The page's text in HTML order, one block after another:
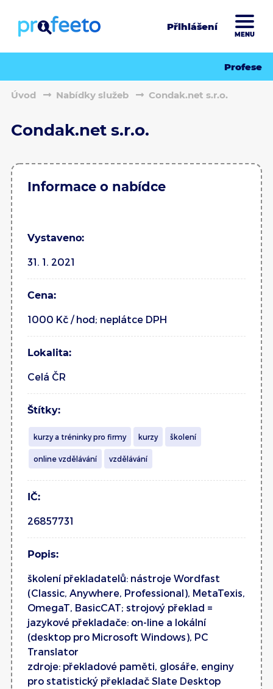
Přihlášení
MENU
Profese
Úvod Nabídky služeb Condak.net s.r.o.
Condak.net s.r.o.
Informace o nabídce
Vystaveno:
31. 1. 2021
Cena:
1000 Kč / hod; neplátce DPH
Lokalita:
Celá ČR
Štítky:
kurzy a tréninky pro firmy kurzy školení
online vzdělávání vzdělávání
IČ:
26857731
Popis:
školení překladatelů: nástroje Wordfast
(Classic, Anywhere, Professional), MetaTexis,
OmegaT, BasicCAT; strojový překlad =
jazykové překladače: on-line a lokální
(desktop pro Microsoft Windows), PC
Translator
zdroje: překladové paměti, glosáře, enginy
pro statistický překladač Slate Desktop